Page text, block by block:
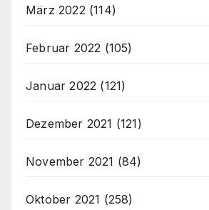
März 2022 (114)
Februar 2022 (105)
Januar 2022 (121)
Dezember 2021 (121)
November 2021 (84)
Oktober 2021 (258)